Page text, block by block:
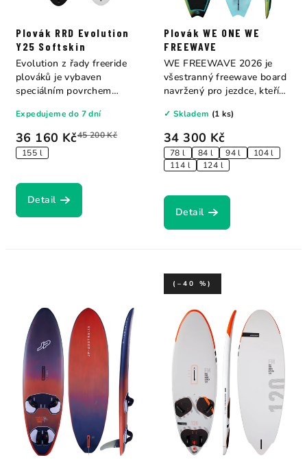
Plovák RRD Evolution
Y25 Softskin
36 160 Kč45 200 Kč
155 l
Expedujeme do 7 dní
Detail
Evolution z řady freeride
plováků je vybaven
speciálním povrchem
Plovák WE ONE WE
FREEWAVE
34 300 Kč
78 l 84 l 94 l
104 l
114 l
124 l
✓ Skladem (1 ks)
Detail
WE FREEWAVE 2026 je
všestranný freewave board
navržený pro jezdce, kteří
(–40 %)